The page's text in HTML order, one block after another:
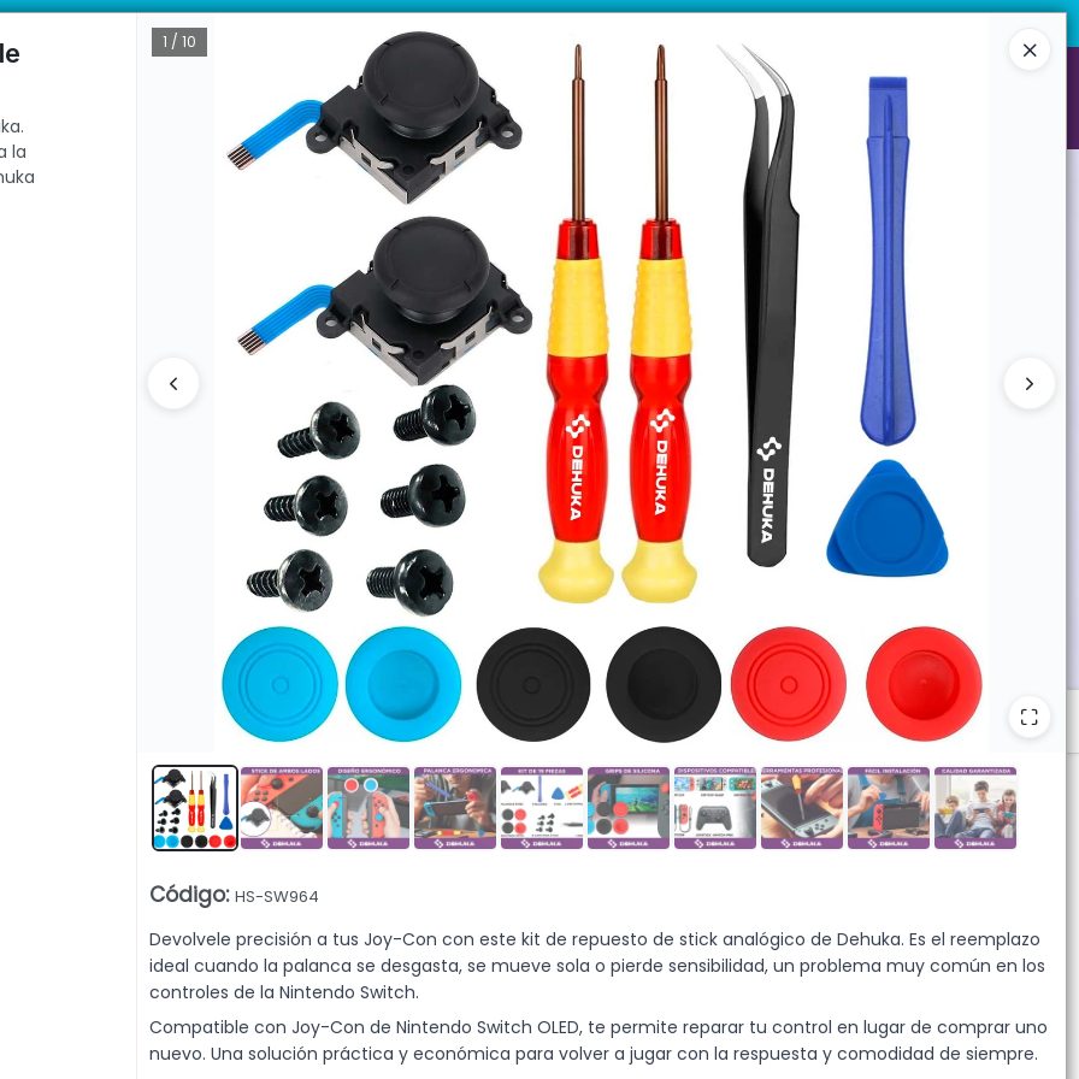
compatible con consola Nintendo Switch. Mejora la experiencia de juego con mayor comodidad. Garantía Dehuka incluida. Venta
la
1 / 10
Código: HS-SW964
Devolvele precisión a tus Joy-Con con este kit de repuesto de stick analógico de Dehuka. Es el reemplazo
ideal cuando la palanca se desgasta, se mueve sola o pierde sensibilidad, un problema muy común en los
controles de la Nintendo Switch.
Compatible con Joy-Con de Nintendo Switch OLED, te permite reparar tu control en lugar de comprar uno
nuevo. Una solución práctica y económica para volver a jugar con la respuesta y comodidad de siempre.
con garantía directa | 📦 Comprá mayorista desde 10 unidades. ¡Registrate y accedé a precios exclusivos!
Ingresar a la Tienda
CÓMO COMPRAR
QUIÉNES SOMOS GARANTIAS CONTACTO
compatible con consola Nintendo Switch. Mejora la experiencia de juego con mayor comodidad. Garantía Dehuka incluida. Venta
Lista vacía